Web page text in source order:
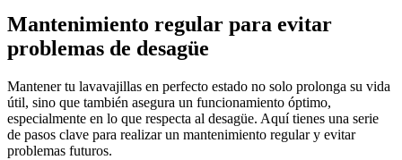
Mantenimiento regular para evitar
problemas de desagüe
Mantener tu lavavajillas en perfecto estado no solo prolonga su vida
útil, sino que también asegura un funcionamiento óptimo,
especialmente en lo que respecta al desagüe. Aquí tienes una serie
de pasos clave para realizar un mantenimiento regular y evitar
problemas futuros.